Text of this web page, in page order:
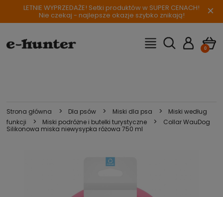
LETNIE WYPRZEDAŻE! Setki produktów w SUPER CENACH!
Nie czekaj - najlepsze okazje szybko znikają! ×
Strona główna > Dla psów > Miski dla psa >
Miski według
funkcji
> Miski podróżne i butelki turystyczne >
Collar WauDog
Silikonowa miska niewysypka różowa 750 ml